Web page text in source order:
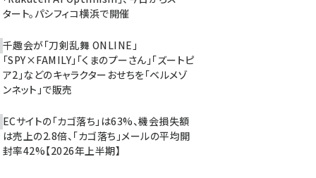
タート。パシフィコ横浜で開催
千趣会が「刀剣乱舞 ONLINE」
「SPY×FAMILY」「くまのプーさん」「ズートピ
ア2」などのキャラクターおせちを「ベルメゾ
ンネット」で販売
ECサイトの「カゴ落ち」は63%、機会損失額
は売上の2.8倍、「カゴ落ち」メールの平均開
封率42%【2026年上半期】